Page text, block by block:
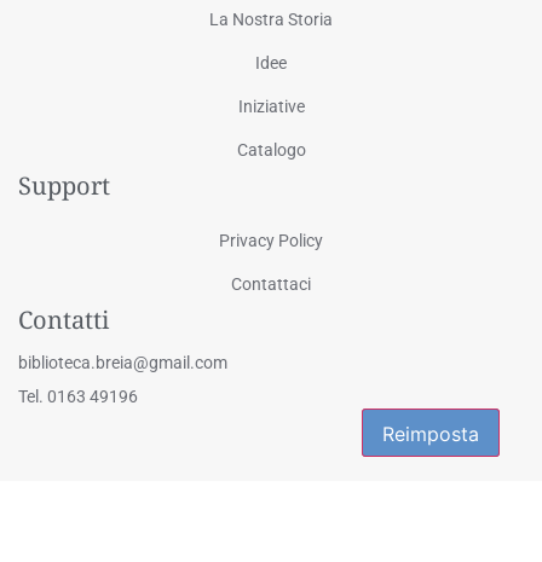
Reimposta
Reimposta
La Nostra Storia
Idee
Iniziative
Catalogo
Support
Privacy Policy
Contattaci
Contatti
biblioteca.breia@gmail.com
Tel. 0163 49196